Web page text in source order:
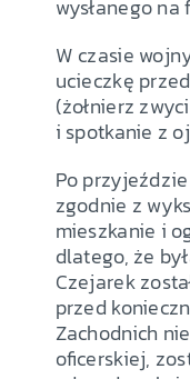
wysłanego
W czasie
ucieczkę
(żołnierz
i spotkanie z
Po
zgodnie z
mieszkanie i
dlatego, że
Czejarek
przed
Zachodnich
oficerskiej,